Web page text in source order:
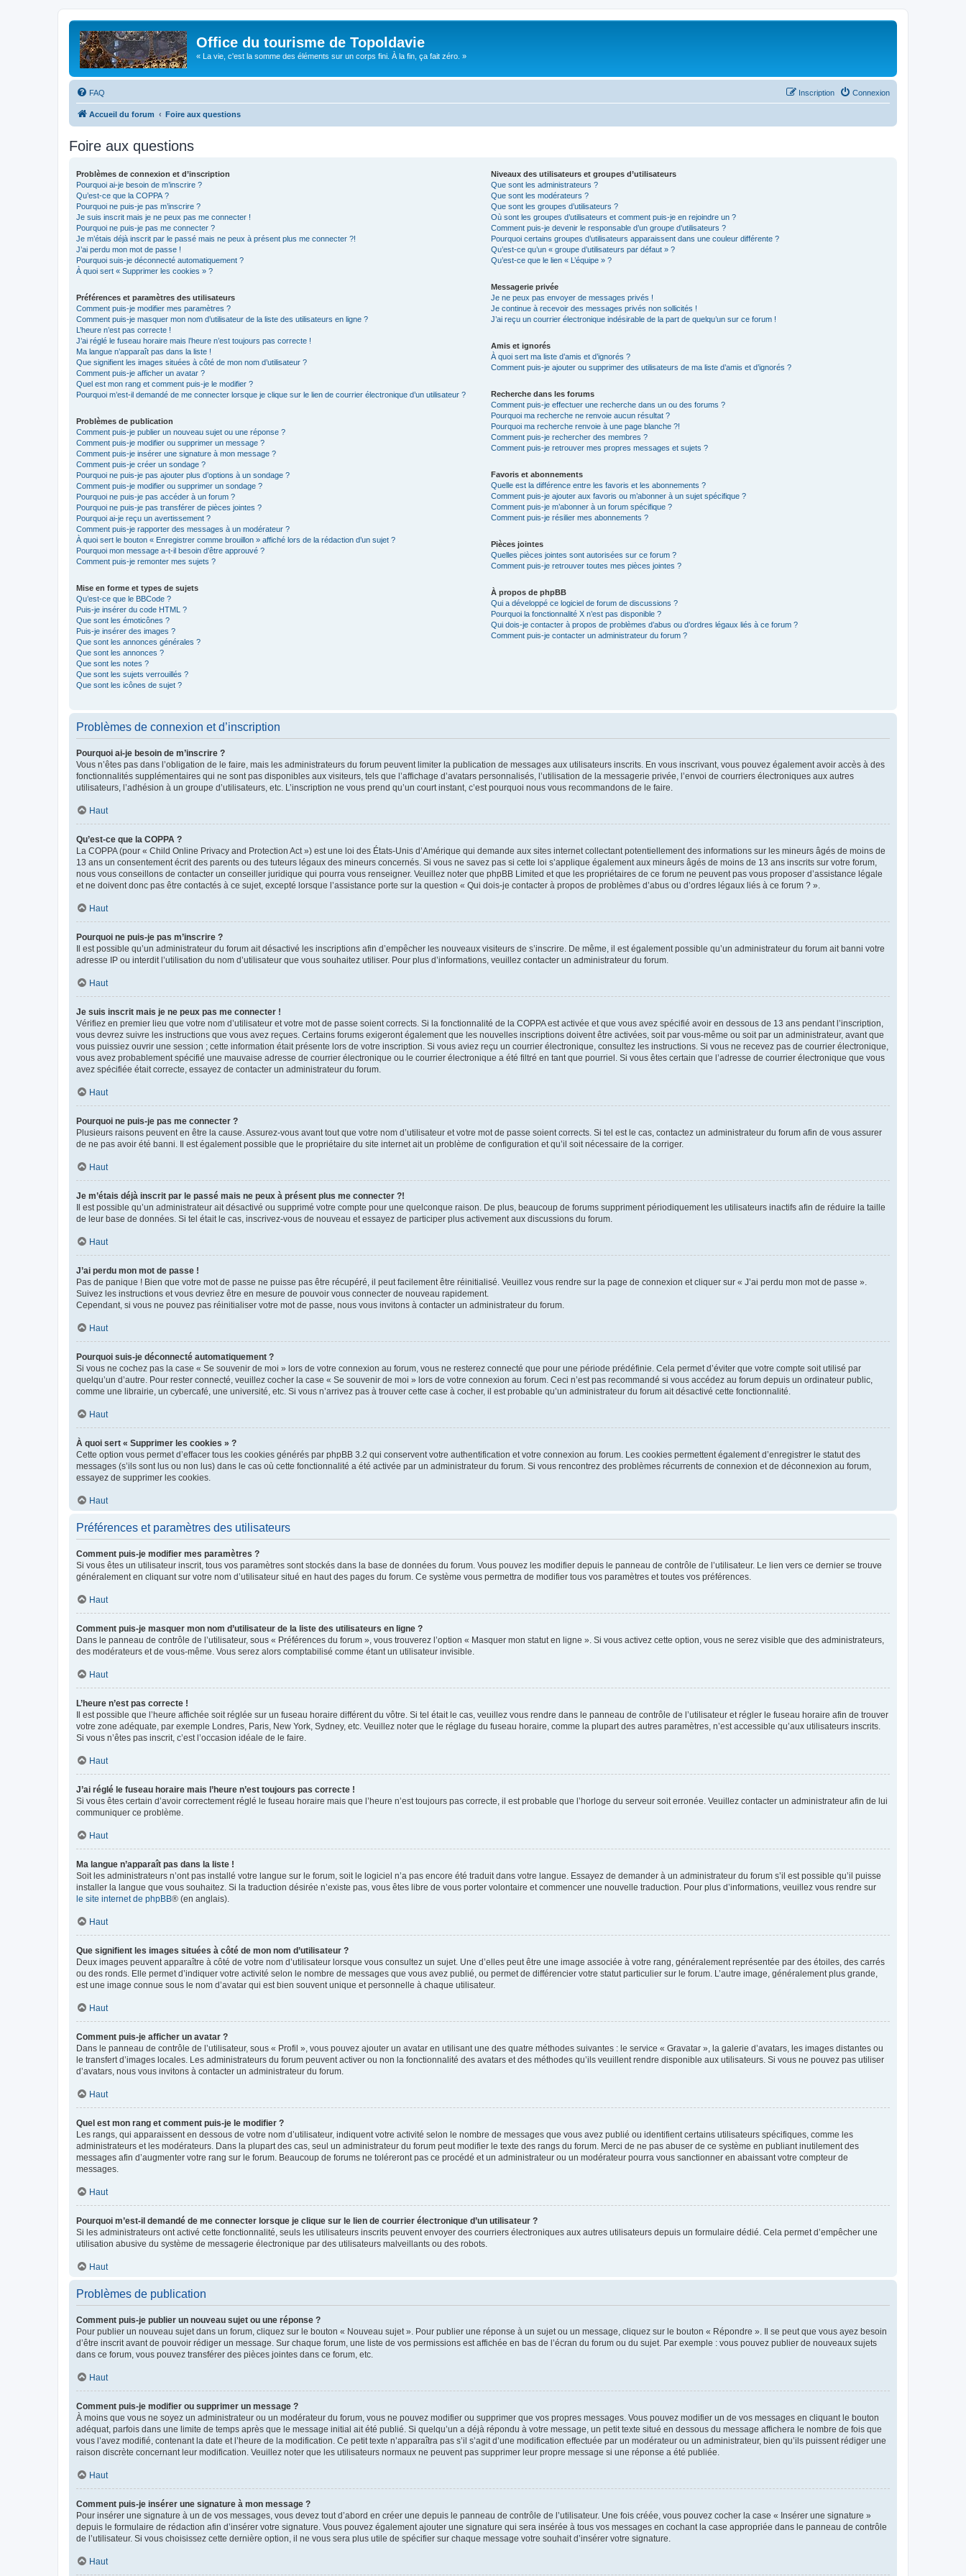
Office du tourisme de Topoldavie
« La vie, c'est la somme des éléments sur un corps fini. À la fin, ça fait zéro. »
FAQ Connexion
Inscription
Accueil du forum Foire aux questions
Foire aux questions
Problèmes de connexion et d’inscription
Pourquoi ai-je besoin de m’inscrire ?
Qu’est-ce que la COPPA ?
Pourquoi ne puis-je pas m’inscrire ?
Je suis inscrit mais je ne peux pas me connecter !
Pourquoi ne puis-je pas me connecter ?
Je m’étais déjà inscrit par le passé mais ne peux à présent plus me connecter ?!
J’ai perdu mon mot de passe !
Pourquoi suis-je déconnecté automatiquement ?
À quoi sert « Supprimer les cookies » ?
Préférences et paramètres des utilisateurs
Comment puis-je modifier mes paramètres ?
Comment puis-je masquer mon nom d’utilisateur de la liste des utilisateurs en ligne ?
L’heure n’est pas correcte !
J’ai réglé le fuseau horaire mais l’heure n’est toujours pas correcte !
Ma langue n’apparaît pas dans la liste !
Que signifient les images situées à côté de mon nom d’utilisateur ?
Comment puis-je afficher un avatar ?
Quel est mon rang et comment puis-je le modifier ?
Pourquoi m’est-il demandé de me connecter lorsque je clique sur le lien de courrier électronique d’un utilisateur ?
Problèmes de publication
Comment puis-je publier un nouveau sujet ou une réponse ?
Comment puis-je modifier ou supprimer un message ?
Comment puis-je insérer une signature à mon message ?
Comment puis-je créer un sondage ?
Pourquoi ne puis-je pas ajouter plus d’options à un sondage ?
Comment puis-je modifier ou supprimer un sondage ?
Pourquoi ne puis-je pas accéder à un forum ?
Pourquoi ne puis-je pas transférer de pièces jointes ?
Pourquoi ai-je reçu un avertissement ?
Comment puis-je rapporter des messages à un modérateur ?
À quoi sert le bouton « Enregistrer comme brouillon » affiché lors de la rédaction d’un sujet ?
Pourquoi mon message a-t-il besoin d’être approuvé ?
Comment puis-je remonter mes sujets ?
Mise en forme et types de sujets
Qu’est-ce que le BBCode ?
Puis-je insérer du code HTML ?
Que sont les émoticônes ?
Puis-je insérer des images ?
Que sont les annonces générales ?
Que sont les annonces ?
Que sont les notes ?
Que sont les sujets verrouillés ?
Que sont les icônes de sujet ?
Niveaux des utilisateurs et groupes d’utilisateurs
Que sont les administrateurs ?
Que sont les modérateurs ?
Que sont les groupes d’utilisateurs ?
Où sont les groupes d’utilisateurs et comment puis-je en rejoindre un ?
Comment puis-je devenir le responsable d’un groupe d’utilisateurs ?
Pourquoi certains groupes d’utilisateurs apparaissent dans une couleur différente ?
Qu’est-ce qu’un « groupe d’utilisateurs par défaut » ?
Qu’est-ce que le lien « L’équipe » ?
Messagerie privée
Je ne peux pas envoyer de messages privés !
Je continue à recevoir des messages privés non sollicités !
J’ai reçu un courrier électronique indésirable de la part de quelqu’un sur ce forum !
Amis et ignorés
À quoi sert ma liste d’amis et d’ignorés ?
Comment puis-je ajouter ou supprimer des utilisateurs de ma liste d’amis et d’ignorés ?
Recherche dans les forums
Comment puis-je effectuer une recherche dans un ou des forums ?
Pourquoi ma recherche ne renvoie aucun résultat ?
Pourquoi ma recherche renvoie à une page blanche ?!
Comment puis-je rechercher des membres ?
Comment puis-je retrouver mes propres messages et sujets ?
Favoris et abonnements
Quelle est la différence entre les favoris et les abonnements ?
Comment puis-je ajouter aux favoris ou m’abonner à un sujet spécifique ?
Comment puis-je m’abonner à un forum spécifique ?
Comment puis-je résilier mes abonnements ?
Pièces jointes
Quelles pièces jointes sont autorisées sur ce forum ?
Comment puis-je retrouver toutes mes pièces jointes ?
À propos de phpBB
Qui a développé ce logiciel de forum de discussions ?
Pourquoi la fonctionnalité X n’est pas disponible ?
Qui dois-je contacter à propos de problèmes d’abus ou d’ordres légaux liés à ce forum ?
Comment puis-je contacter un administrateur du forum ?
Problèmes de connexion et d’inscription
Pourquoi ai-je besoin de m’inscrire ?
Vous n’êtes pas dans l’obligation de le faire, mais les administrateurs du forum peuvent limiter la publication de messages aux utilisateurs inscrits. En vous inscrivant, vous pouvez également avoir accès à des
fonctionnalités supplémentaires qui ne sont pas disponibles aux visiteurs, tels que l’affichage d’avatars personnalisés, l’utilisation de la messagerie privée, l’envoi de courriers électroniques aux autres
utilisateurs, l’adhésion à un groupe d’utilisateurs, etc. L’inscription ne vous prend qu’un court instant, c’est pourquoi nous vous recommandons de le faire.
Haut
Qu’est-ce que la COPPA ?
La COPPA (pour « Child Online Privacy and Protection Act ») est une loi des États-Unis d’Amérique qui demande aux sites internet collectant potentiellement des informations sur les mineurs âgés de moins de
13 ans un consentement écrit des parents ou des tuteurs légaux des mineurs concernés. Si vous ne savez pas si cette loi s’applique également aux mineurs âgés de moins de 13 ans inscrits sur votre forum,
nous vous conseillons de contacter un conseiller juridique qui pourra vous renseigner. Veuillez noter que phpBB Limited et que les propriétaires de ce forum ne peuvent pas vous proposer d’assistance légale
et ne doivent donc pas être contactés à ce sujet, excepté lorsque l’assistance porte sur la question « Qui dois-je contacter à propos de problèmes d’abus ou d’ordres légaux liés à ce forum ? ».
Haut
Pourquoi ne puis-je pas m’inscrire ?
Il est possible qu’un administrateur du forum ait désactivé les inscriptions afin d’empêcher les nouveaux visiteurs de s’inscrire. De même, il est également possible qu’un administrateur du forum ait banni votre
adresse IP ou interdit l’utilisation du nom d’utilisateur que vous souhaitez utiliser. Pour plus d’informations, veuillez contacter un administrateur du forum.
Haut
Je suis inscrit mais je ne peux pas me connecter !
Vérifiez en premier lieu que votre nom d’utilisateur et votre mot de passe soient corrects. Si la fonctionnalité de la COPPA est activée et que vous avez spécifié avoir en dessous de 13 ans pendant l’inscription,
vous devrez suivre les instructions que vous avez reçues. Certains forums exigeront également que les nouvelles inscriptions doivent être activées, soit par vous-même ou soit par un administrateur, avant que
vous puissiez ouvrir une session ; cette information était présente lors de votre inscription. Si vous aviez reçu un courrier électronique, consultez les instructions. Si vous ne recevez pas de courrier électronique,
vous avez probablement spécifié une mauvaise adresse de courrier électronique ou le courrier électronique a été filtré en tant que pourriel. Si vous êtes certain que l’adresse de courrier électronique que vous
avez spécifiée était correcte, essayez de contacter un administrateur du forum.
Haut
Pourquoi ne puis-je pas me connecter ?
Plusieurs raisons peuvent en être la cause. Assurez-vous avant tout que votre nom d’utilisateur et votre mot de passe soient corrects. Si tel est le cas, contactez un administrateur du forum afin de vous assurer
de ne pas avoir été banni. Il est également possible que le propriétaire du site internet ait un problème de configuration et qu’il soit nécessaire de la corriger.
Haut
Je m’étais déjà inscrit par le passé mais ne peux à présent plus me connecter ?!
Il est possible qu’un administrateur ait désactivé ou supprimé votre compte pour une quelconque raison. De plus, beaucoup de forums suppriment périodiquement les utilisateurs inactifs afin de réduire la taille
de leur base de données. Si tel était le cas, inscrivez-vous de nouveau et essayez de participer plus activement aux discussions du forum.
Haut
J’ai perdu mon mot de passe !
Pas de panique ! Bien que votre mot de passe ne puisse pas être récupéré, il peut facilement être réinitialisé. Veuillez vous rendre sur la page de connexion et cliquer sur « J’ai perdu mon mot de passe ».
Suivez les instructions et vous devriez être en mesure de pouvoir vous connecter de nouveau rapidement.
Cependant, si vous ne pouvez pas réinitialiser votre mot de passe, nous vous invitons à contacter un administrateur du forum.
Haut
Pourquoi suis-je déconnecté automatiquement ?
Si vous ne cochez pas la case « Se souvenir de moi » lors de votre connexion au forum, vous ne resterez connecté que pour une période prédéfinie. Cela permet d’éviter que votre compte soit utilisé par
quelqu’un d’autre. Pour rester connecté, veuillez cocher la case « Se souvenir de moi » lors de votre connexion au forum. Ceci n’est pas recommandé si vous accédez au forum depuis un ordinateur public,
comme une librairie, un cybercafé, une université, etc. Si vous n’arrivez pas à trouver cette case à cocher, il est probable qu’un administrateur du forum ait désactivé cette fonctionnalité.
Haut
À quoi sert « Supprimer les cookies » ?
Cette option vous permet d’effacer tous les cookies générés par phpBB 3.2 qui conservent votre authentification et votre connexion au forum. Les cookies permettent également d’enregistrer le statut des
messages (s’ils sont lus ou non lus) dans le cas où cette fonctionnalité a été activée par un administrateur du forum. Si vous rencontrez des problèmes récurrents de connexion et de déconnexion au forum,
essayez de supprimer les cookies.
Haut
Préférences et paramètres des utilisateurs
Comment puis-je modifier mes paramètres ?
Si vous êtes un utilisateur inscrit, tous vos paramètres sont stockés dans la base de données du forum. Vous pouvez les modifier depuis le panneau de contrôle de l’utilisateur. Le lien vers ce dernier se trouve
généralement en cliquant sur votre nom d’utilisateur situé en haut des pages du forum. Ce système vous permettra de modifier tous vos paramètres et toutes vos préférences.
Haut
Comment puis-je masquer mon nom d’utilisateur de la liste des utilisateurs en ligne ?
Dans le panneau de contrôle de l’utilisateur, sous « Préférences du forum », vous trouverez l’option « Masquer mon statut en ligne ». Si vous activez cette option, vous ne serez visible que des administrateurs,
des modérateurs et de vous-même. Vous serez alors comptabilisé comme étant un utilisateur invisible.
Haut
L’heure n’est pas correcte !
Il est possible que l’heure affichée soit réglée sur un fuseau horaire différent du vôtre. Si tel était le cas, veuillez vous rendre dans le panneau de contrôle de l’utilisateur et régler le fuseau horaire afin de trouver
votre zone adéquate, par exemple Londres, Paris, New York, Sydney, etc. Veuillez noter que le réglage du fuseau horaire, comme la plupart des autres paramètres, n’est accessible qu’aux utilisateurs inscrits.
Si vous n’êtes pas inscrit, c’est l’occasion idéale de le faire.
Haut
J’ai réglé le fuseau horaire mais l’heure n’est toujours pas correcte !
Si vous êtes certain d’avoir correctement réglé le fuseau horaire mais que l’heure n’est toujours pas correcte, il est probable que l’horloge du serveur soit erronée. Veuillez contacter un administrateur afin de lui
communiquer ce problème.
Haut
Ma langue n’apparaît pas dans la liste !
Soit les administrateurs n’ont pas installé votre langue sur le forum, soit le logiciel n’a pas encore été traduit dans votre langue. Essayez de demander à un administrateur du forum s’il est possible qu’il puisse
installer la langue que vous souhaitez. Si la traduction désirée n’existe pas, vous êtes libre de vous porter volontaire et commencer une nouvelle traduction. Pour plus d’informations, veuillez vous rendre sur
le site internet de phpBB® (en anglais).
Haut
Que signifient les images situées à côté de mon nom d’utilisateur ?
Deux images peuvent apparaître à côté de votre nom d’utilisateur lorsque vous consultez un sujet. Une d’elles peut être une image associée à votre rang, généralement représentée par des étoiles, des carrés
ou des ronds. Elle permet d’indiquer votre activité selon le nombre de messages que vous avez publié, ou permet de différencier votre statut particulier sur le forum. L’autre image, généralement plus grande,
est une image connue sous le nom d’avatar qui est bien souvent unique et personnelle à chaque utilisateur.
Haut
Comment puis-je afficher un avatar ?
Dans le panneau de contrôle de l’utilisateur, sous « Profil », vous pouvez ajouter un avatar en utilisant une des quatre méthodes suivantes : le service « Gravatar », la galerie d’avatars, les images distantes ou
le transfert d’images locales. Les administrateurs du forum peuvent activer ou non la fonctionnalité des avatars et des méthodes qu’ils veuillent rendre disponible aux utilisateurs. Si vous ne pouvez pas utiliser
d’avatars, nous vous invitons à contacter un administrateur du forum.
Haut
Quel est mon rang et comment puis-je le modifier ?
Les rangs, qui apparaissent en dessous de votre nom d’utilisateur, indiquent votre activité selon le nombre de messages que vous avez publié ou identifient certains utilisateurs spécifiques, comme les
administrateurs et les modérateurs. Dans la plupart des cas, seul un administrateur du forum peut modifier le texte des rangs du forum. Merci de ne pas abuser de ce système en publiant inutilement des
messages afin d’augmenter votre rang sur le forum. Beaucoup de forums ne toléreront pas ce procédé et un administrateur ou un modérateur pourra vous sanctionner en abaissant votre compteur de
messages.
Haut
Pourquoi m’est-il demandé de me connecter lorsque je clique sur le lien de courrier électronique d’un utilisateur ?
Si les administrateurs ont activé cette fonctionnalité, seuls les utilisateurs inscrits peuvent envoyer des courriers électroniques aux autres utilisateurs depuis un formulaire dédié. Cela permet d’empêcher une
utilisation abusive du système de messagerie électronique par des utilisateurs malveillants ou des robots.
Haut
Problèmes de publication
Comment puis-je publier un nouveau sujet ou une réponse ?
Pour publier un nouveau sujet dans un forum, cliquez sur le bouton « Nouveau sujet ». Pour publier une réponse à un sujet ou un message, cliquez sur le bouton « Répondre ». Il se peut que vous ayez besoin
d’être inscrit avant de pouvoir rédiger un message. Sur chaque forum, une liste de vos permissions est affichée en bas de l’écran du forum ou du sujet. Par exemple : vous pouvez publier de nouveaux sujets
dans ce forum, vous pouvez transférer des pièces jointes dans ce forum, etc.
Haut
Comment puis-je modifier ou supprimer un message ?
À moins que vous ne soyez un administrateur ou un modérateur du forum, vous ne pouvez modifier ou supprimer que vos propres messages. Vous pouvez modifier un de vos messages en cliquant le bouton
adéquat, parfois dans une limite de temps après que le message initial ait été publié. Si quelqu’un a déjà répondu à votre message, un petit texte situé en dessous du message affichera le nombre de fois que
vous l’avez modifié, contenant la date et l’heure de la modification. Ce petit texte n’apparaîtra pas s’il s’agit d’une modification effectuée par un modérateur ou un administrateur, bien qu’ils puissent rédiger une
raison discrète concernant leur modification. Veuillez noter que les utilisateurs normaux ne peuvent pas supprimer leur propre message si une réponse a été publiée.
Haut
Comment puis-je insérer une signature à mon message ?
Pour insérer une signature à un de vos messages, vous devez tout d’abord en créer une depuis le panneau de contrôle de l’utilisateur. Une fois créée, vous pouvez cocher la case « Insérer une signature »
depuis le formulaire de rédaction afin d’insérer votre signature. Vous pouvez également ajouter une signature qui sera insérée à tous vos messages en cochant la case appropriée dans le panneau de contrôle
de l’utilisateur. Si vous choisissez cette dernière option, il ne vous sera plus utile de spécifier sur chaque message votre souhait d’insérer votre signature.
Haut